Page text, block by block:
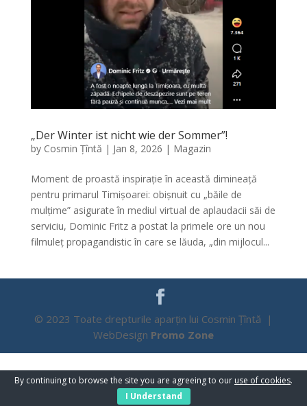
„Der Winter ist nicht wie der Sommer”!
by Cosmin Țîntă | Jan 8, 2026 | Magazin
Moment de proastă inspirație în această dimineață
pentru primarul Timișoarei: obișnuit cu „băile de
mulțime” asigurate în mediul virtual de aplaudacii săi de
serviciu, Dominic Fritz a postat la primele ore un nou
filmuleț propagandistic în care se lăuda, „din mijlocul...
© 2023 Toate drepturile aparțin lui Cosmin Țîntă |
WebDesign Promo Zone
By continuing to browse the site you are agreeing to our use of cookies.
I Understand